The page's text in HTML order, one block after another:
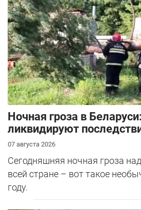
Ночная гроза в
ликвидируют
07 августа 2026
Сегодняшняя ночная гроза
всей стране – вот такое
году.